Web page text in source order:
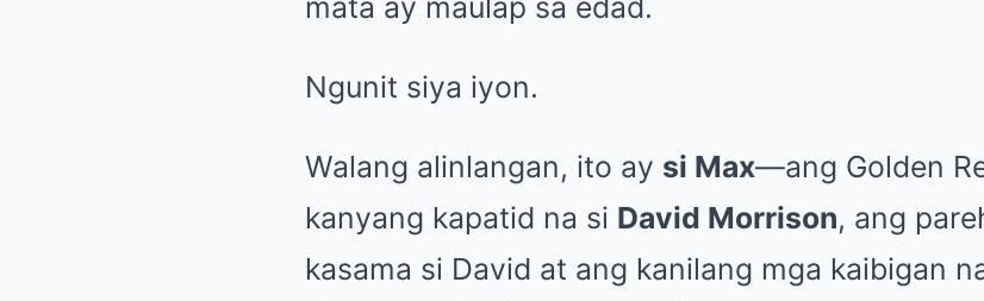
mata ay maulap sa edad.
Ngunit siya iyon.
Walang alinlangan, ito ay si Max—ang Golden
kanyang kapatid na si David Morrison, ang
kasama si David at ang kanilang mga kaibigan